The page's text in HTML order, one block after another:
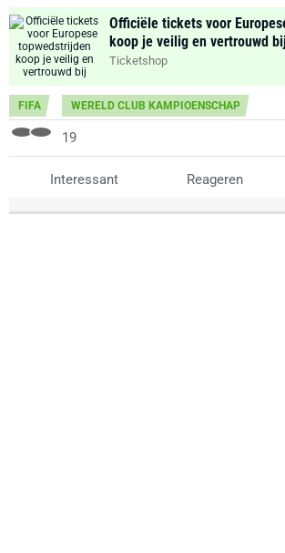
Officiële tickets voor
koop je veilig en vertrouwd
Ticketshop
FIFA WERELD CLUB KAMPIOENSCHAP
19
Interessant Reageren